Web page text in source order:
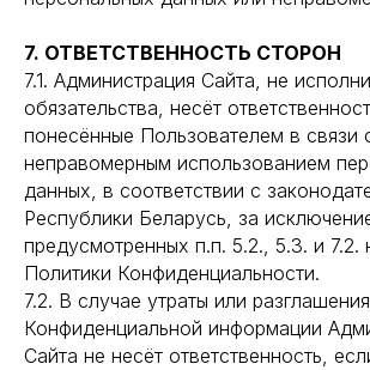
7. ОТВЕТСТВЕННОСТЬ СТОРОН
7.1. Администрация Сайта, не
обязательства, несёт
понесённые Пользователем в связи
неправомерным использованием
данных, в соответствии с
Республики Беларусь, за
предусмотренных п.п. 5.2., 5.3. и 7.2.
Политики Конфиденциальности.
7.2. В случае утраты или разглашения
Конфиденциальной информации
Сайта не несёт ответственность,